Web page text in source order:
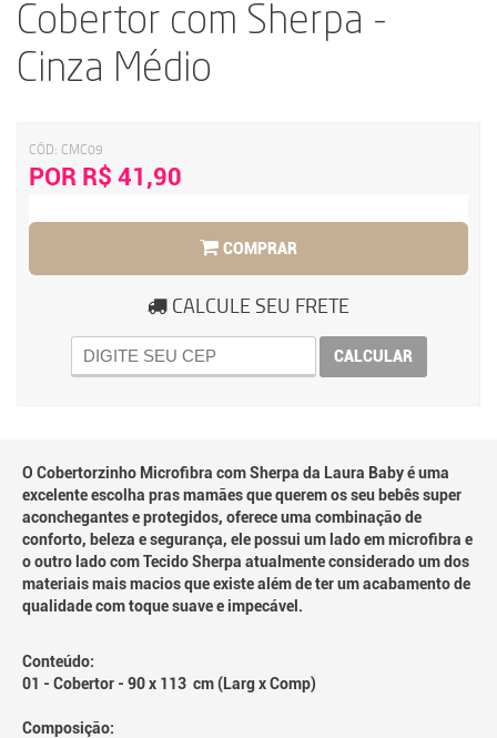
Cobertor com Sherpa -
Cinza Médio
CÓD: CMC09
POR R$ 41,90
COMPRAR
CALCULE SEU FRETE
CALCULAR
O Cobertorzinho Microfibra com Sherpa da Laura Baby é uma
excelente escolha pras mamães que querem os seu bebês super
aconchegantes e protegidos, oferece uma combinação de
conforto, beleza e segurança, ele possui um lado em microfibra e
o outro lado com Tecido Sherpa atualmente considerado um dos
materiais mais macios que existe além de ter um acabamento de
qualidade com toque suave e impecável.
Conteúdo:
01 - Cobertor - 90 x 113 cm (Larg x Comp)
Composição: